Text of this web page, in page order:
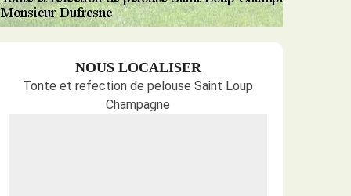
NOUS LOCALISER
Tonte et refection de pelouse Saint Loup
Champagne